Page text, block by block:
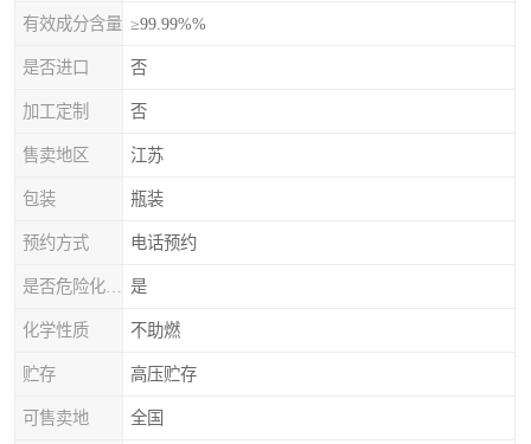
有效成分含量 ≥99.99%%
是否进口 否
加工定制 否
售卖地区 江苏
包装 瓶装
预约方式 电话预约
是
化学性质 不助燃
贮存 高压贮存
可售卖地 全国